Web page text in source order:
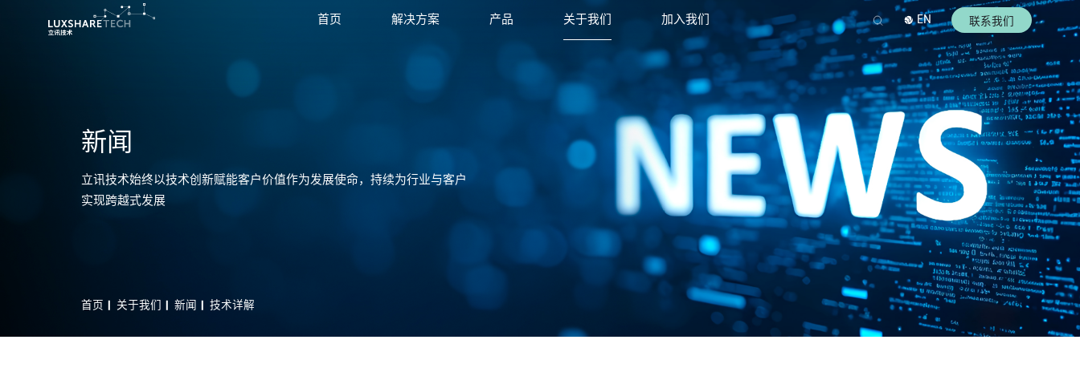
首页 解决方案 产品 关于我们 加入我们 EN 联系我们
新闻
立讯技术始终以技术创新赋能客户价值作为发展使命，持续为行业与客户
实现跨越式发展
首页 关于我们 新闻 技术详解